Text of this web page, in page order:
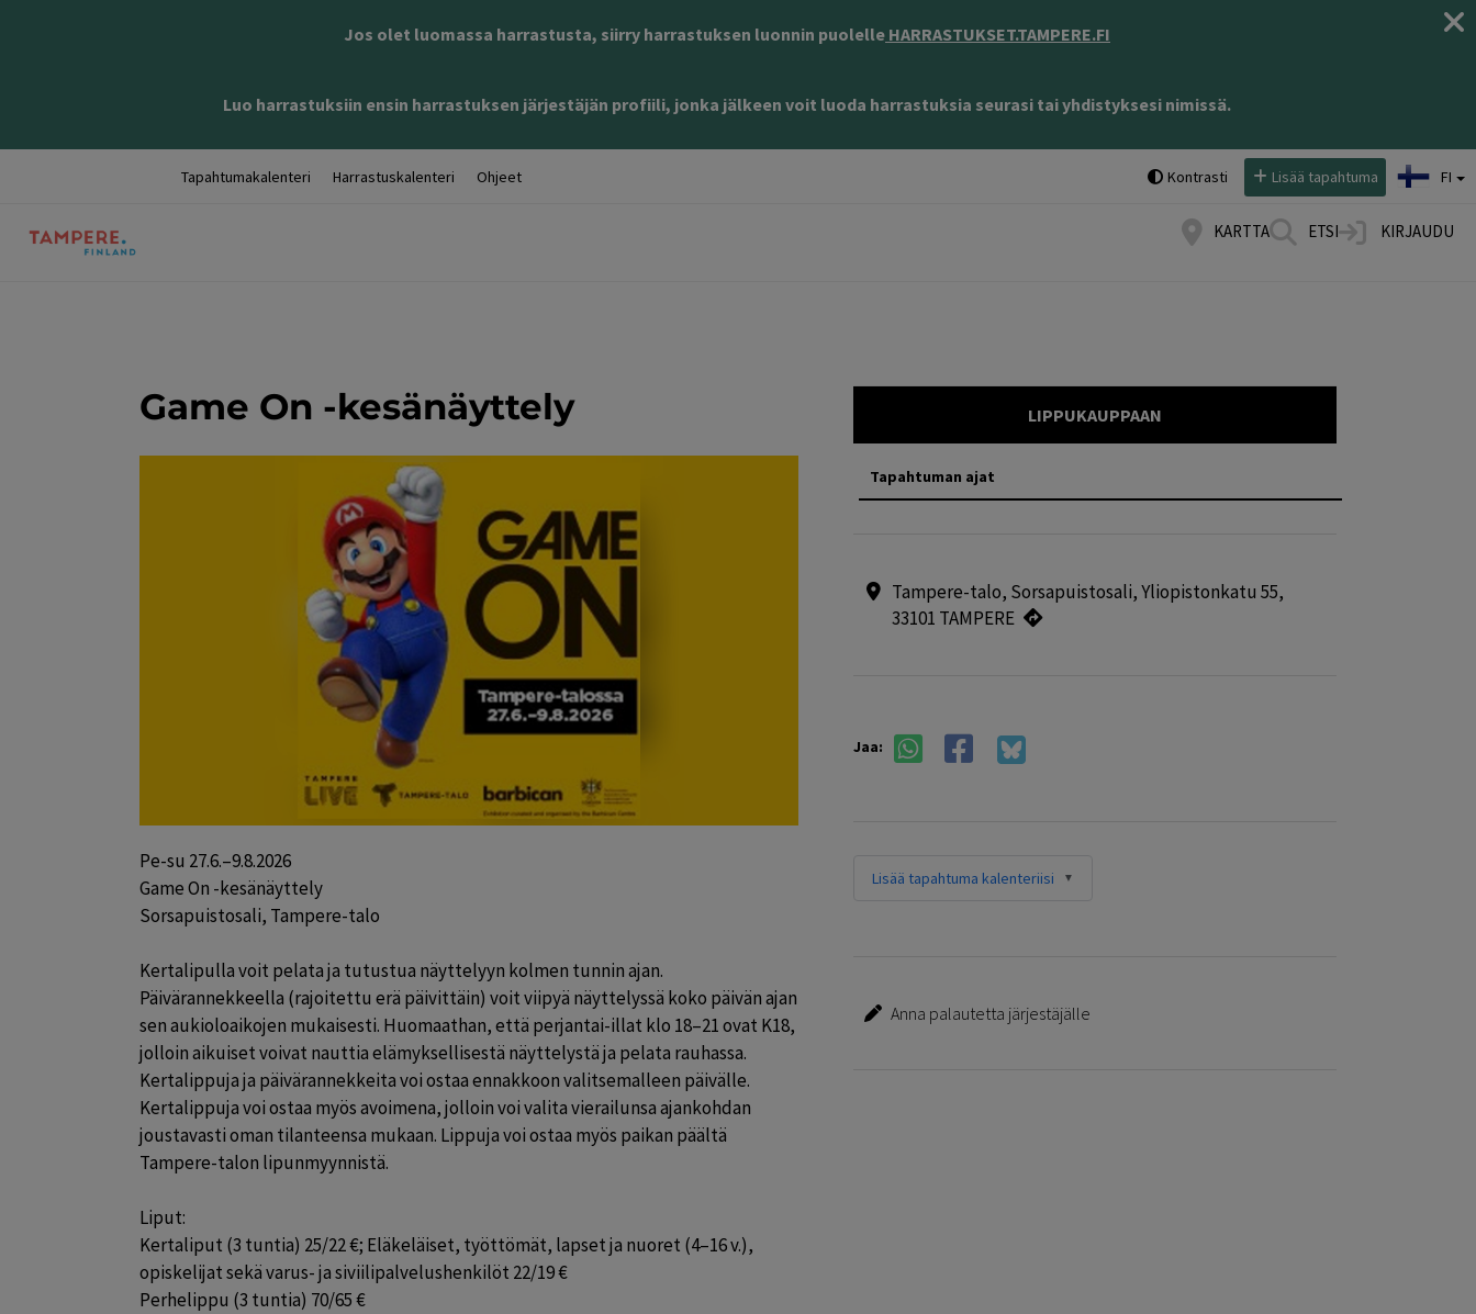
Jos olet luomassa harrastusta, siirry harrastuksen luonnin puolelle HARRASTUKSET.TAMPERE.FI
Luo harrastuksiin ensin harrastuksen järjestäjän profiili, jonka jälkeen voit luoda harrastuksia seurasi tai yhdistyksesi nimissä.
Tapahtumakalenteri Harrastuskalenteri Ohjeet Kontrasti Lisää tapahtuma FI
KARTTA ETSI KIRJAUDU
Game On -kesänäyttely
Pe-su 27.6.–9.8.2026
Game On -kesänäyttely
Sorsapuistosali, Tampere-talo
Kertalipulla voit pelata ja tutustua näyttelyyn kolmen tunnin ajan.
Päivärannekkeella (rajoitettu erä päivittäin) voit viipyä näyttelyssä koko päivän ajan
sen aukioloaikojen mukaisesti. Huomaathan, että perjantai-illat klo 18–21 ovat K18,
jolloin aikuiset voivat nauttia elämyksellisestä näyttelystä ja pelata rauhassa.
Kertalippuja ja päivärannekkeita voi ostaa ennakkoon valitsemalleen päivälle.
Kertalippuja voi ostaa myös avoimena, jolloin voi valita vierailunsa ajankohdan
joustavasti oman tilanteensa mukaan. Lippuja voi ostaa myös paikan päältä
Tampere-talon lipunmyynnistä.
Liput:
Kertaliput (3 tuntia) 25/22 €; Eläkeläiset, työttömät, lapset ja nuoret (4–16 v.),
opiskelijat sekä varus- ja siviilipalvelushenkilöt 22/19 €
Perhelippu (3 tuntia) 70/65 €
LIPPUKAUPPAAN
Tapahtuman ajat
Tampere-talo, Sorsapuistosali, Yliopistonkatu 55,
33101 TAMPERE
Jaa:
Lisää tapahtuma kalenteriisi
Anna palautetta järjestäjälle